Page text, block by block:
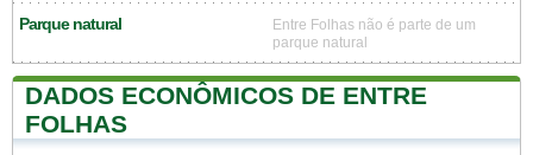
Parque natural
Entre Folhas não é parte de um
parque natural
DADOS ECONÔMICOS DE ENTRE
FOLHAS